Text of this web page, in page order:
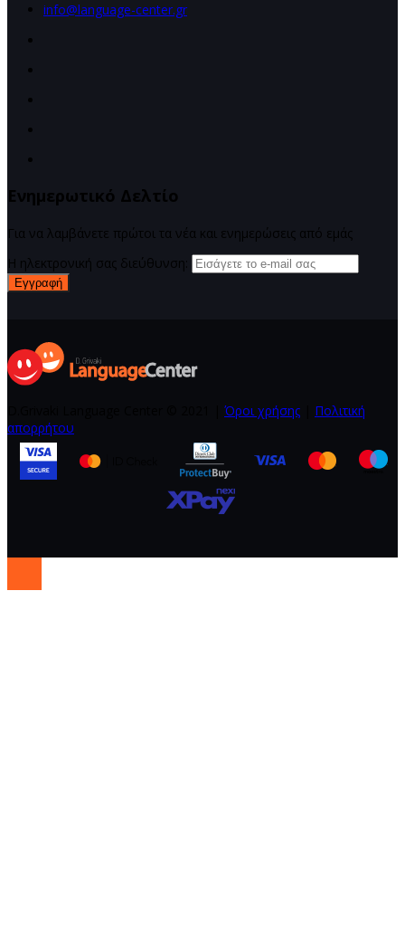
info@language-center.gr
Ενημερωτικό Δελτίο
Για να λαμβάνετε πρώτοι τα νέα και ενημερώσεις από εμάς
Η ηλεκτρονική σας διεύθυνση:
Εγγραφή
Όροι χρήσης
Πολιτική
απορρήτου